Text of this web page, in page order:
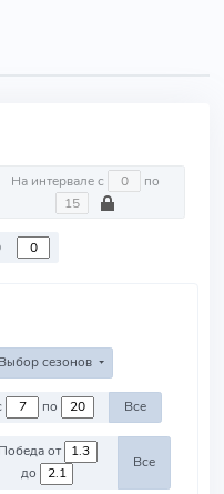
На интервале с по
Выбор сезонов
с по Все
Победа от
до
Все